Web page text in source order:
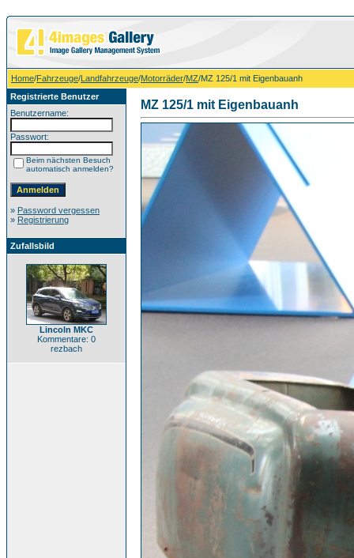
Home/Fahrzeuge/Landfahrzeuge/Motorräder/MZ/MZ 125/1 mit Eigenbauanh
Registrierte Benutzer
Benutzername:
Passwort:
Beim nächsten Besuch
automatisch anmelden?
» Password vergessen
» Registrierung
Zufallsbild
Lincoln MKC
Kommentare: 0
rezbach
MZ 125/1 mit Eigenbauanh